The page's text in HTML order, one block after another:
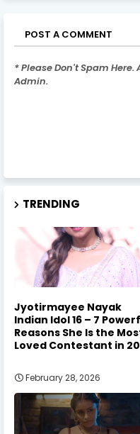
POST A COMMENT
* Please Don't Spam
Admin.
TRENDING
Jyotirmayee Nayak
Indian Idol 16 – 7
Reasons She Is the
Loved Contestant in
February 28, 2026